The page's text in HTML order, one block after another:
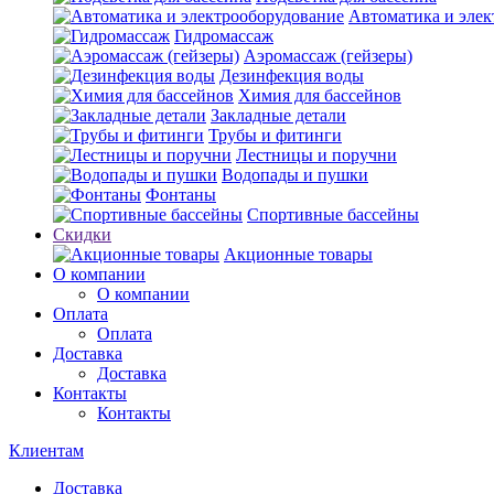
Автоматика и
Гидромассаж
Аэромассаж (гейзеры)
Дезинфекция воды
Химия для бассейнов
Закладные детали
Трубы и фитинги
Лестницы и поручни
Водопады и пушки
Фонтаны
Спортивные бассейны
Скидки
Акционные товары
О компании
О компании
Оплата
Оплата
Доставка
Доставка
Контакты
Контакты
Клиентам
Доставка